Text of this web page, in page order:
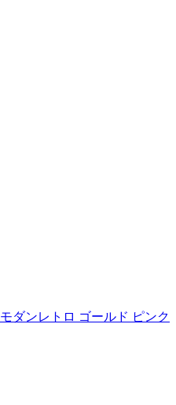
モダンレトロ ゴールド ピンク